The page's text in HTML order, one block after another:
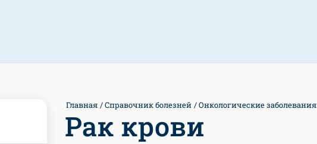
Главная Справочник болезней Онкологические заболевания
Рак крови